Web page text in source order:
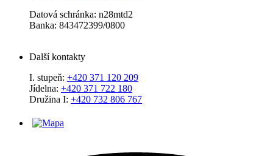
Datová schránka: n28mtd2
Banka: 843472399/0800
Další kontakty
I. stupeň: +420 371 120 209
Jídelna: +420 371 722 180
Družina I: +420 732 806 767